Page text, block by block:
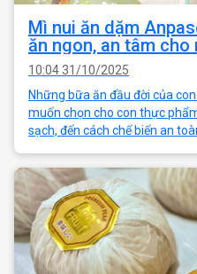
Mì nui ăn dặm
ăn ngon, an tâm cho
10:04 31/10/2025
Những bữa ăn đầu đời của
muốn chọn cho con thực
sạch, đến cách chế biến an